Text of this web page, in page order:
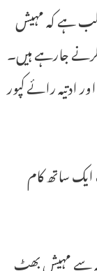
ہے کہ مہیش
کرنے جارہے ہیں۔
ادتیہ رائے کپور
ساتھ کام
سے مہیش بھٹ